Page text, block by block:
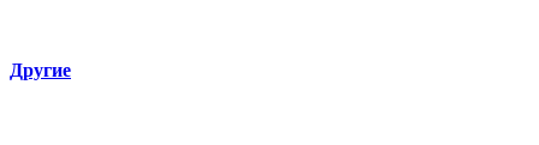
Другие